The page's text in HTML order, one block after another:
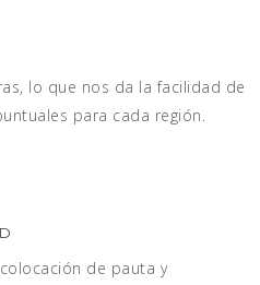
lo que nos da la facilidad de
para cada región.
de pauta y